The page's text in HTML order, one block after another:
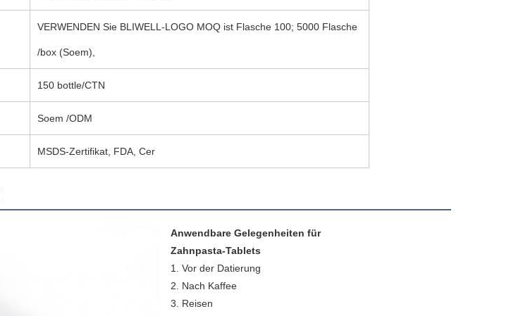
VERWENDEN Sie BLIWELL-LOGO MOQ ist Flasche 100; 5000 Flasche
/box (Soem),
150 bottle/CTN
Soem /ODM
MSDS-Zertifikat, FDA, Cer
Anwendbare Gelegenheiten für
Zahnpasta-Tablets
1. Vor der Datierung
2. Nach Kaffee
3. Reisen